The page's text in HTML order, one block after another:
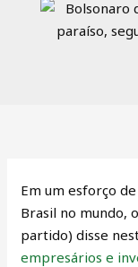
Em um esforço
Brasil no mundo,
partido) disse
empresários e